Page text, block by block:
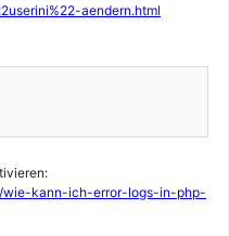
aendern.html
wie-kann-ich-error-logs-in-php-